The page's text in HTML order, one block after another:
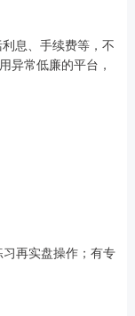
息、手续费等，不
异常低廉的平台，
再实盘操作；有专